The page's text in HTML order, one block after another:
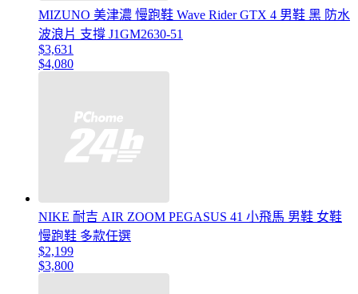
MIZUNO 美津濃 慢跑鞋 Wave Rider GTX 4 男鞋 黑 防水
波浪片 支撐 J1GM2630-51
$3,631
$4,080
NIKE 耐吉 AIR ZOOM PEGASUS 41 小飛馬 男鞋 女鞋
慢跑鞋 多款任選
$2,199
$3,800